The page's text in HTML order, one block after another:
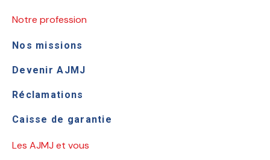
Notre profession
Nos missions
Devenir AJMJ
Réclamations
Caisse de garantie
Les AJMJ et vous